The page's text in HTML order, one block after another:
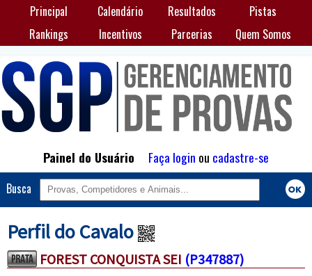
Principal Calendário Resultados
Pistas
Rankings
Incentivos Parcerias Quem Somos
Painel do Usuário Faça login ou cadastre-se
Busca
Perfil do Cavalo
FOREST CONQUISTA SEI (P347887)